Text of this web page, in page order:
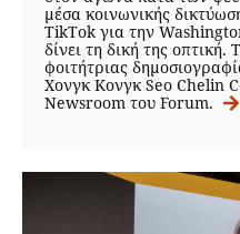
μέσα κοινωνικής
TikTok για την
δίνει τη δική της οπτική.
φοιτήτριας
Χονγκ Κονγκ Seo Chelin
Newsroom του Forum.